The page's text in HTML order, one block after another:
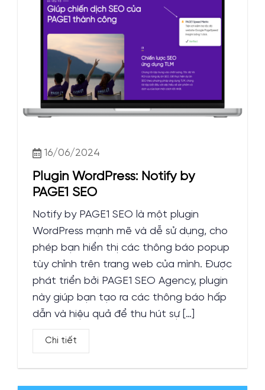
16/06/2024
Plugin WordPress: Notify by
PAGE1 SEO
Notify by PAGE1 SEO là một plugin
WordPress mạnh mẽ và dễ sử dụng, cho
phép bạn hiển thị các thông báo popup
tùy chỉnh trên trang web của mình. Được
phát triển bởi PAGE1 SEO Agency, plugin
này giúp bạn tạo ra các thông báo hấp
dẫn và hiệu quả để thu hút sự […]
Chi tiết